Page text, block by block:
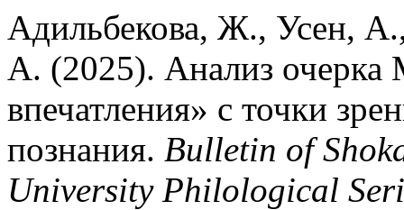
Адильбекова, Ж., Усен,
А. (2025). Анализ очерка
впечатления» с точки
познания. Bulletin of
University Philological